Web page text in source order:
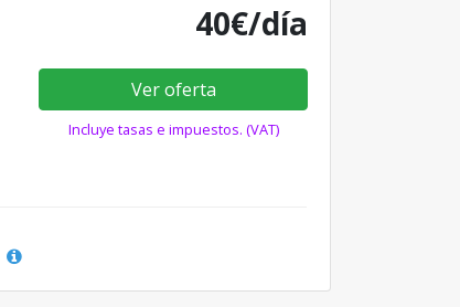
40€/día
Ver oferta
Incluye tasas e impuestos. (VAT)